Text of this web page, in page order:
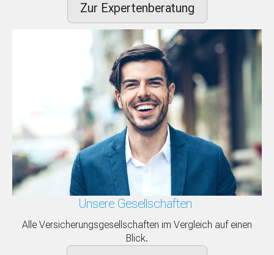
Zur Expertenberatung
Unsere Gesellschaften
Alle Versicherungsgesellschaften im Vergleich auf einen
Blick.